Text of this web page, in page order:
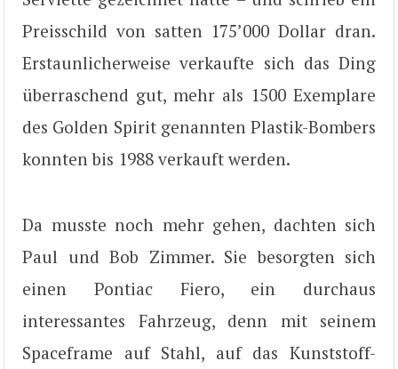
Preisschild von satten 175’000 Dollar dran.
Erstaunlicherweise verkaufte sich das Ding
überraschend gut, mehr als 1500 Exemplare
des Golden Spirit genannten Plastik-Bombers
konnten bis 1988 verkauft werden.
Da musste noch mehr gehen, dachten sich
Paul und Bob Zimmer. Sie besorgten sich
einen Pontiac Fiero, ein durchaus
interessantes Fahrzeug, denn mit seinem
Spaceframe auf Stahl, auf das Kunststoff-